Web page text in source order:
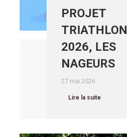
PROJET
TRIATHLON
2026, LES
NAGEURS
27 mai 2026
Lire la suite